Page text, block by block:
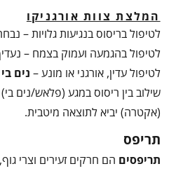
המלצת צוות אורגניקו
לטיפול בריסוס בנגיעות גלויות –
לטיפול בהגמעה ועמוק בצמח –
לטיפול עדין, אורגני או מונע – נים בי
שילוב בין ריסוס במגע (פלאש/נים
(אקטרה) יביא לתוצאה מיטבית.
תריפס
תריפסים